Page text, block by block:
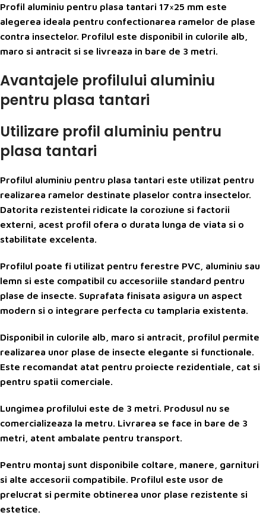
Profil aluminiu pentru plasa tantari 17×25 mm este
alegerea ideala pentru confectionarea ramelor de plase
contra insectelor. Profilul este disponibil in culorile alb,
maro si antracit si se livreaza in bare de 3 metri.
Avantajele profilului aluminiu
pentru plasa tantari
Utilizare profil aluminiu pentru
plasa tantari
Profilul aluminiu pentru plasa tantari este utilizat pentru
realizarea ramelor destinate plaselor contra insectelor.
Datorita rezistentei ridicate la coroziune si factorii
externi, acest profil ofera o durata lunga de viata si o
stabilitate excelenta.
Profilul poate fi utilizat pentru ferestre PVC, aluminiu sau
lemn si este compatibil cu accesoriile standard pentru
plase de insecte. Suprafata finisata asigura un aspect
modern si o integrare perfecta cu tamplaria existenta.
Disponibil in culorile alb, maro si antracit, profilul permite
realizarea unor plase de insecte elegante si functionale.
Este recomandat atat pentru proiecte rezidentiale, cat si
pentru spatii comerciale.
Lungimea profilului este de 3 metri. Produsul nu se
comercializeaza la metru. Livrarea se face in bare de 3
metri, atent ambalate pentru transport.
Pentru montaj sunt disponibile coltare, manere, garnituri
si alte accesorii compatibile. Profilul este usor de
prelucrat si permite obtinerea unor plase rezistente si
estetice.